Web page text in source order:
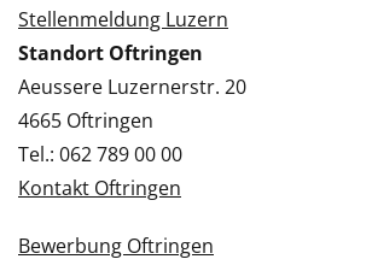
Stellenmeldung Luzern
Standort Oftringen
Aeussere Luzernerstr. 20
4665 Oftringen
Tel.: 062 789 00 00
Kontakt Oftringen
Bewerbung Oftringen